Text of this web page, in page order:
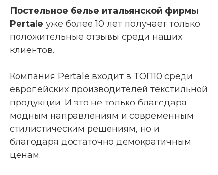
Постельное белье итальянской фирмы
Pertale уже более 10 лет получает только
положительные отзывы среди наших
клиентов.
Компания Pertale входит в ТОП10 среди
европейских производителей текстильной
продукции. И это не только благодаря
модным направлениям и современным
стилистическим решениям, но и
благодаря достаточно демократичным
ценам.